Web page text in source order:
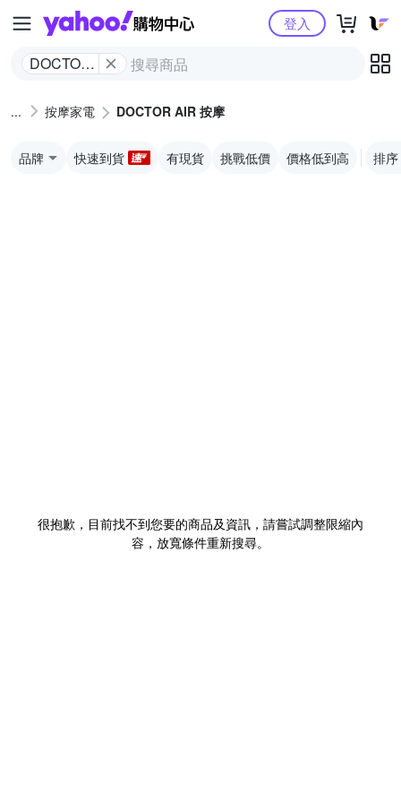
Yahoo購物中心
DOCTOR
登入
按摩家電 DOCTOR AIR 按摩
品牌 快速到貨 有現貨 挑戰低價 價格低到高 排序
很抱歉，目前找不到您要的商品及資訊，請嘗試調整限縮內
容，放寬條件重新搜尋。